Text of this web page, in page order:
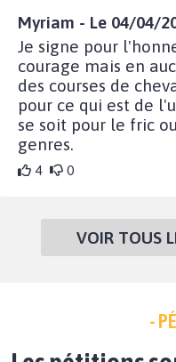
Myriam - Le 04/04/
Je signe pour
courage mais en
des courses de
pour ce qui est de
se soit pour le fric
genres.
4 0
VOIR TOUS
-